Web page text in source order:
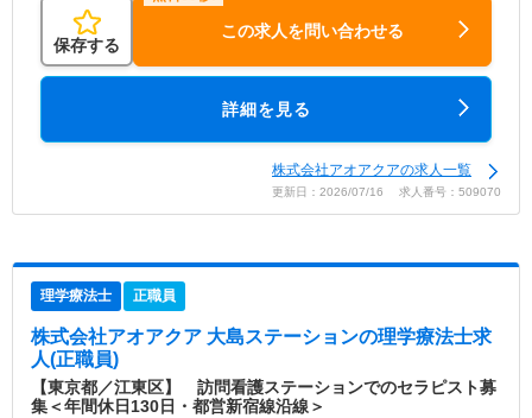
保存する
この求人を問い合わせる
詳細を見る
株式会社アオアクアの求人一覧
更新日：2026/07/16 求人番号：509070
理学療法士 正職員
株式会社アオアクア 大島ステーションの理学療法士求
人(正職員)
【東京都／江東区】 訪問看護ステーションでのセラピスト募
集＜年間休日130日・都営新宿線沿線＞